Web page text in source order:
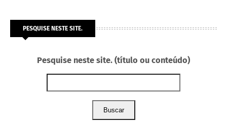
PESQUISE NESTE SITE.
Pesquise neste site. (título ou conteúdo)
Buscar